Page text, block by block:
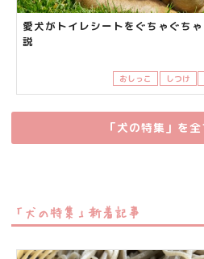
愛犬がトイレシートをぐちゃぐち
説
おしっこ しつけ
「犬の特集」を
「犬の特集」新着記事